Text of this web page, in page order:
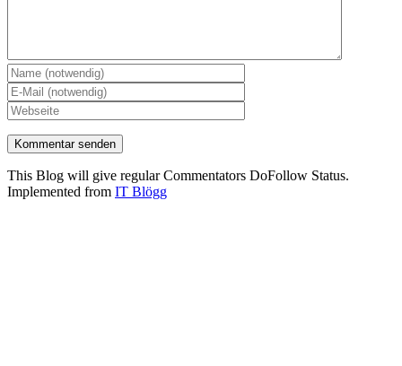
This Blog will give regular Commentators DoFollow Status.
Implemented from IT Blögg